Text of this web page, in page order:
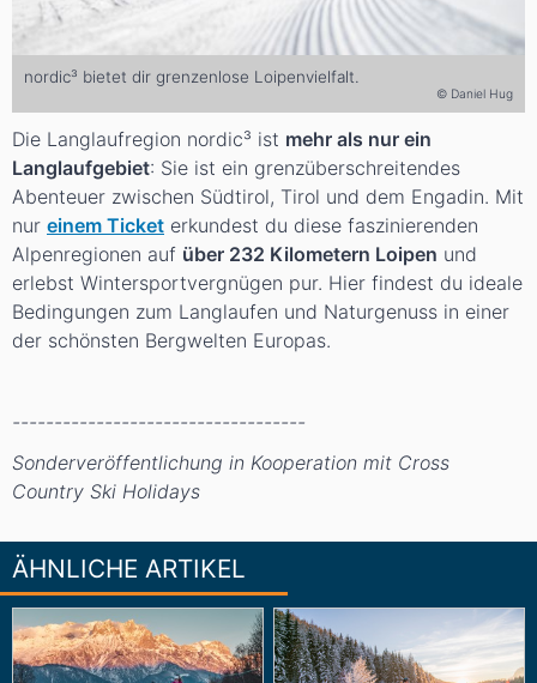
nordic³ bietet dir grenzenlose Loipenvielfalt.
© Daniel Hug
Die Langlaufregion nordic³ ist mehr als nur ein
Langlaufgebiet: Sie ist ein grenzüberschreitendes
Abenteuer zwischen Südtirol, Tirol und dem Engadin. Mit
nur einem Ticket erkundest du diese faszinierenden
Alpenregionen auf über 232 Kilometern Loipen und
erlebst Wintersportvergnügen pur. Hier findest du ideale
Bedingungen zum Langlaufen und Naturgenuss in einer
der schönsten Bergwelten Europas.
-----------------------------------
Sonderveröffentlichung in Kooperation mit Cross
Country Ski Holidays
ÄHNLICHE ARTIKEL